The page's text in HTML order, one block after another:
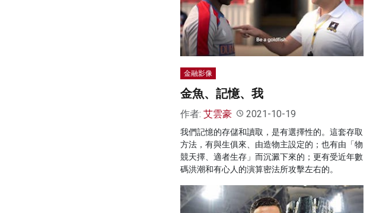
金融影像
金魚、記憶、我
作者: 艾雲豪 2021-10-19
我們記憶的存儲和讀取，是有選擇性的。這套存取
方法，有與生俱來、由造物主設定的；也有由「物
競天擇、適者生存」而沉澱下來的；更有受近年數
碼洪潮和有心人的演算密法所攻擊左右的。